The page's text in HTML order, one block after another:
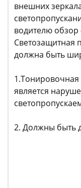
внешних
водителю обзор
Светозащитная
должна быть
является
2. Должны быть